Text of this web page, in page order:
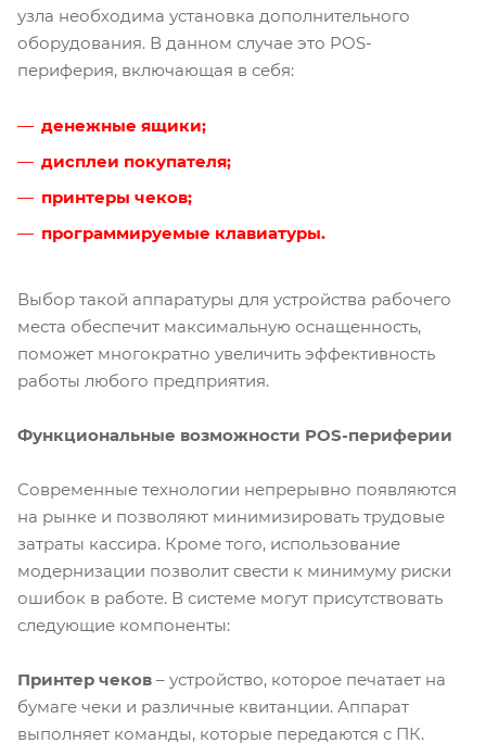
узла необходима установка дополнительного
оборудования. В данном случае это POS-
периферия, включающая в себя:
денежные ящики;
дисплеи покупателя;
принтеры чеков;
программируемые клавиатуры.
Выбор такой аппаратуры для устройства рабочего
места обеспечит максимальную оснащенность,
поможет многократно увеличить эффективность
работы любого предприятия.
Функциональные возможности POS-периферии
Современные технологии непрерывно появляются
на рынке и позволяют минимизировать трудовые
затраты кассира. Кроме того, использование
модернизации позволит свести к минимуму риски
ошибок в работе. В системе могут присутствовать
следующие компоненты:
Принтер чеков – устройство, которое печатает на
бумаге чеки и различные квитанции. Аппарат
выполняет команды, которые передаются с ПК.